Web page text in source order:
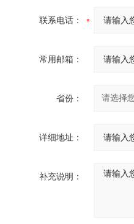
联系电话：
常用邮箱：
省份：
详细地址：
补充说明：